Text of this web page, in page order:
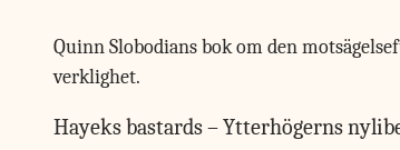
Quinn Slobodians bok om den
verklighet.
Hayeks bastards – Ytterhögerns